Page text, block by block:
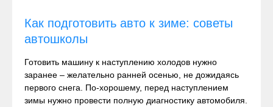
Как подготовить авто к зиме: советы
автошколы
Готовить машину к наступлению холодов нужно
заранее – желательно ранней осенью, не дожидаясь
первого снега. По-хорошему, перед наступлением
зимы нужно провести полную диагностику автомобиля.